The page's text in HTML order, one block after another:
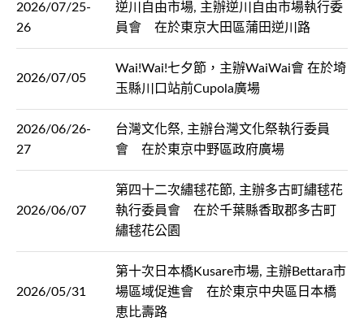
2026/07/25-
26
逆川自由市場, 主辦逆川自由市場執行委
員會 在於東京大田區蒲田逆川路
2026/07/05
Wai!Wai!七夕節，主辦WaiWai會 在於埼
玉縣川口站前Cupola廣場
2026/06/26-
27
台灣文化祭, 主辦台灣文化祭執行委員
會 在於東京中野區政府廣場
2026/06/07
第四十二次繡毬花節, 主辦多古町繡毬花
執行委員會 在於千葉縣香取郡多古町
繡毬花公園
2026/05/31
第十次日本橋Kusare市場, 主辦Bettara市
場區域促進會 在於東京中央區日本橋
恵比壽路